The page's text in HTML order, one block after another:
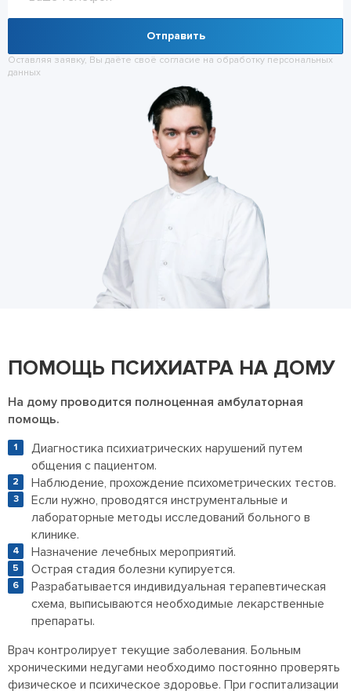
Отправить
Оставляя заявку, Вы даёте своё согласие на обработку персональных
данных
ПОМОЩЬ ПСИХИАТРА НА ДОМУ
На дому проводится полноценная амбулаторная
помощь.
Диагностика психиатрических нарушений путем
общения с пациентом.
Наблюдение, прохождение психометрических тестов.
Если нужно, проводятся инструментальные и
лабораторные методы исследований больного в
клинике.
Назначение лечебных мероприятий.
Острая стадия болезни купируется.
Разрабатывается индивидуальная терапевтическая
схема, выписываются необходимые лекарственные
препараты.
Врач контролирует текущие заболевания. Больным
хроническими недугами необходимо постоянно проверять
физическое и психическое здоровье. При госпитализации